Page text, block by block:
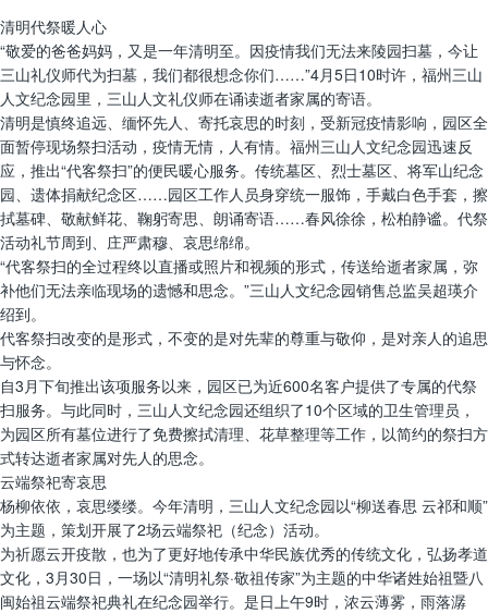
清明代祭暖人心
“敬爱的爸爸妈妈，又是一年清明至。因疫情我们无法来陵园扫墓，今让
三山礼仪师代为扫墓，我们都很想念你们……”4月5日10时许，福州三山
人文纪念园里，三山人文礼仪师在诵读逝者家属的寄语。
清明是慎终追远、缅怀先人、寄托哀思的时刻，受新冠疫情影响，园区全
面暂停现场祭扫活动，疫情无情，人有情。福州三山人文纪念园迅速反
应，推出“代客祭扫”的便民暖心服务。传统墓区、烈士墓区、将军山纪念
园、遗体捐献纪念区……园区工作人员身穿统一服饰，手戴白色手套，擦
拭墓碑、敬献鲜花、鞠躬寄思、朗诵寄语……春风徐徐，松柏静谧。代祭
活动礼节周到、庄严肃穆、哀思绵绵。
“代客祭扫的全过程终以直播或照片和视频的形式，传送给逝者家属，弥
补他们无法亲临现场的遗憾和思念。”三山人文纪念园销售总监吴超瑛介
绍到。
代客祭扫改变的是形式，不变的是对先辈的尊重与敬仰，是对亲人的追思
与怀念。
自3月下旬推出该项服务以来，园区已为近600名客户提供了专属的代祭
扫服务。与此同时，三山人文纪念园还组织了10个区域的卫生管理员，
为园区所有墓位进行了免费擦拭清理、花草整理等工作，以简约的祭扫方
式转达逝者家属对先人的思念。
云端祭祀寄哀思
杨柳依依，哀思缕缕。今年清明，三山人文纪念园以“柳送春思 云祁和顺”
为主题，策划开展了2场云端祭祀（纪念）活动。
为祈愿云开疫散，也为了更好地传承中华民族优秀的传统文化，弘扬孝道
文化，3月30日，一场以“清明礼祭·敬祖传家”为主题的中华诸姓始祖暨八
闽始祖云端祭祀典礼在纪念园举行。是日上午9时，浓云薄雾，雨落潺